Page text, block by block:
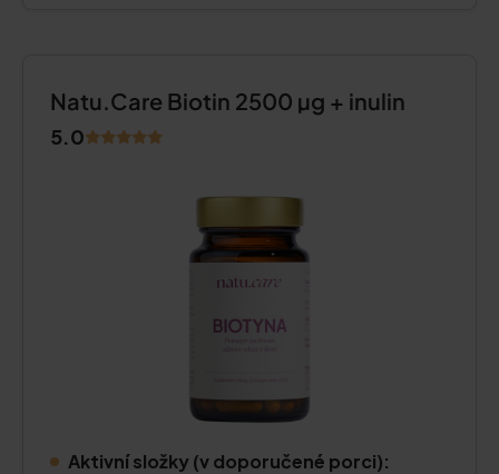
Natu.Care Biotin 2500 µg + inulin
5.0
Aktivní složky (v doporučené porci):